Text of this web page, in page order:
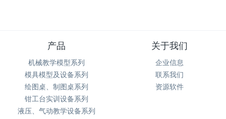
产品
机械教学模型系列
模具模型及设备系列
绘图桌、制图桌系列
钳工台实训设备系列
液压、气动教学设备系列
关于我们
企业信息
联系我们
资源软件